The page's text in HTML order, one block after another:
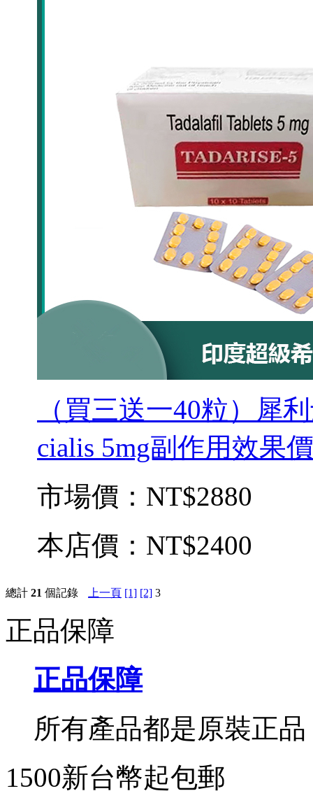
（買三送一40粒）犀
cialis 5mg副作用效果
市場價： NT$2880
本店價： NT$2400
總計 21 個記錄 上一頁 [1] [2] 3
正品保障
正品保障
所有產品都是原裝正品
1500新台幣起包郵